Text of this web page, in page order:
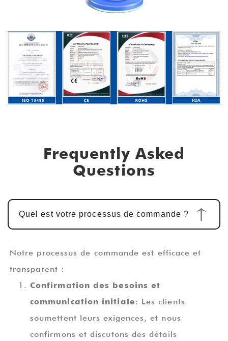
Frequently Asked
Questions
Quel est votre processus de commande ?
Notre processus de commande est efficace et
transparent :
Confirmation des besoins et
communication initiale: Les clients
soumettent leurs exigences, et nous
confirmons et discutons des détails